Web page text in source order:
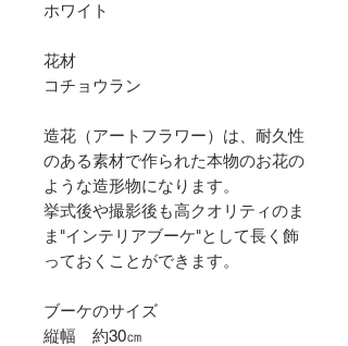
ホワイト
花材
コチョウラン
造花（アートフラワー）は、耐久性
のある素材で作られた本物のお花の
ような造形物になります。
挙式後や撮影後も高クオリティのま
ま"インテリアブーケ"として長く飾
っておくことができます。
ブーケのサイズ
縦幅 約30㎝